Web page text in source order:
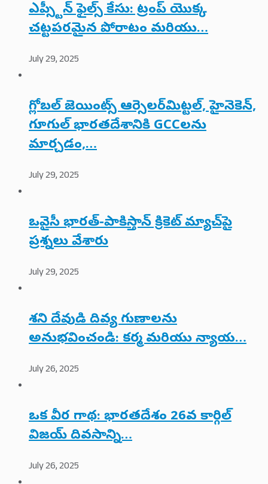
ఎప్స్టీన్ ఫైల్స్ కేసు: ట్రంప్ యొక్క
చట్టపరమైన పోరాటం మరియు…
July 29, 2025
గ్లోబల్ జెయింట్స్ ఆర్సెలర్‌మిట్టల్, హైనెకెన్,
గూగుల్ భారతదేశానికి GCCలను
మార్చడం,…
July 29, 2025
ఒవైసీ భారత్-పాకిస్తాన్ క్రికెట్ మ్యాచ్‌పై
ప్రశ్నలు వేశారు
July 29, 2025
శని దేవుడి దివ్య గుణాలను
అనుభవించండి: కర్మ మరియు న్యాయ…
July 26, 2025
ఒక వీర గాథ: భారతదేశం 26వ కార్గిల్
విజయ్ దివసాన్ని…
July 26, 2025